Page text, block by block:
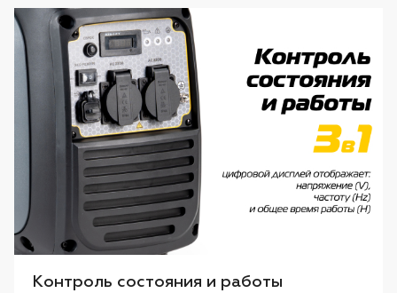
Контроль состояния и работы